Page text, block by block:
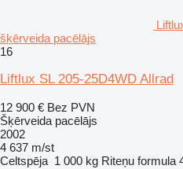
šķērveida pacēlājs
16
Liftlux SL 205-25D4WD Allrad
12 900 € Bez PVN
Šķērveida pacēlājs
2002
4 637 m/st
Celtspēja 1 000 kg Riteņu formula